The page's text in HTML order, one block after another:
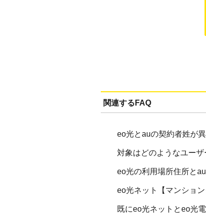
関連するFAQ
eo光とauの契約者姓が
対象はどのようなユーザ
eo光の利用場所住所と
eo光ネット【マンショ
既にeo光ネットとeo光